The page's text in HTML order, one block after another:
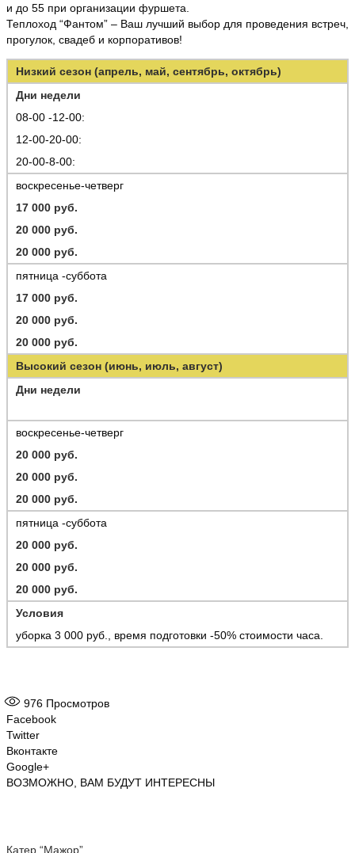
и до 55 при организации фуршета.
Теплоход “Фантом” – Ваш лучший выбор для проведения встреч,
прогулок, свадеб и корпоративов!
Низкий сезон (апрель, май, сентябрь, октябрь)
Дни недели
08-00 -12-00:
12-00-20-00:
20-00-8-00:
воскресенье-четверг
17 000 руб.
20 000 руб.
20 000 руб.
пятница -суббота
17 000 руб.
20 000 руб.
20 000 руб.
Высокий сезон (июнь, июль, август)
Дни недели
воскресенье-четверг
20 000 руб.
20 000 руб.
20 000 руб.
пятница -суббота
20 000 руб.
20 000 руб.
20 000 руб.
Условия
уборка 3 000 руб., время подготовки -50% стоимости часа.
976 Просмотров
Facebook
Twitter
Вконтакте
Google+
ВОЗМОЖНО, ВАМ БУДУТ ИНТЕРЕСНЫ
Катер “Мажор”